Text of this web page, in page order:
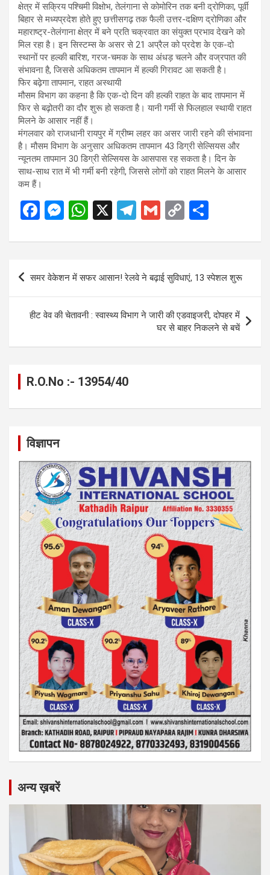
क्षेत्र में सक्रिय पश्चिमी विक्षोभ, तेलंगाना से कोमोरिन तक बनी द्रोणिका, पूर्वी
बिहार से मध्यप्रदेश होते हुए छत्तीसगढ़ तक फैली उत्तर-दक्षिण द्रोणिका और
महाराष्ट्र-तेलंगाना क्षेत्र में बने प्रति चक्रवात का संयुक्त प्रभाव देखने को
मिल रहा है। इन सिस्टम्स के असर से 21 अप्रैल को प्रदेश के एक-दो
स्थानों पर हल्की बारिश, गरज-चमक के साथ अंधड़ चलने और वज्रपात की
संभावना है, जिससे अधिकतम तापमान में हल्की गिरावट आ सकती है।
फिर बढ़ेगा तापमान, राहत अस्थायी
मौसम विभाग का कहना है कि एक-दो दिन की हल्की राहत के बाद तापमान में
फिर से बढ़ोतरी का दौर शुरू हो सकता है। यानी गर्मी से फिलहाल स्थायी राहत
मिलने के आसार नहीं हैं।
मंगलवार को राजधानी रायपुर में ग्रीष्म लहर का असर जारी रहने की संभावना
है। मौसम विभाग के अनुसार अधिकतम तापमान 43 डिग्री सेल्सियस और
न्यूनतम तापमान 30 डिग्री सेल्सियस के आसपास रह सकता है। दिन के
साथ-साथ रात में भी गर्मी बनी रहेगी, जिससे लोगों को राहत मिलने के आसार
कम हैं।
F
ce
b
o
o
k
M
se
n
g
er
W
at
A
p
p
X
T
e
gr
a
m
G
ail
C
py
Li
n
k
ar
e
Post
समर वेकेशन में सफर आसान! रेलवे ने बढ़ाई सुविधाएं, 13 स्पेशल शुरू
हीट वेव की चेतावनी : स्वास्थ्य विभाग ने जारी की एडवाइजरी, दोपहर में
घर से बाहर निकलने से बचें
R.O.No :- 13954/40
विज्ञापन
अन्य ख़बरें